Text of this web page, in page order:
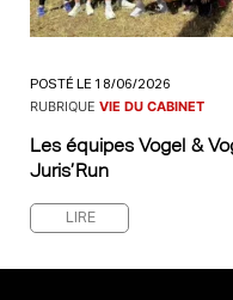
POSTÉ LE 18/06/2026
RUBRIQUE VIE DU CABINET
Les équipes Vogel &
Juris’Run
LIRE